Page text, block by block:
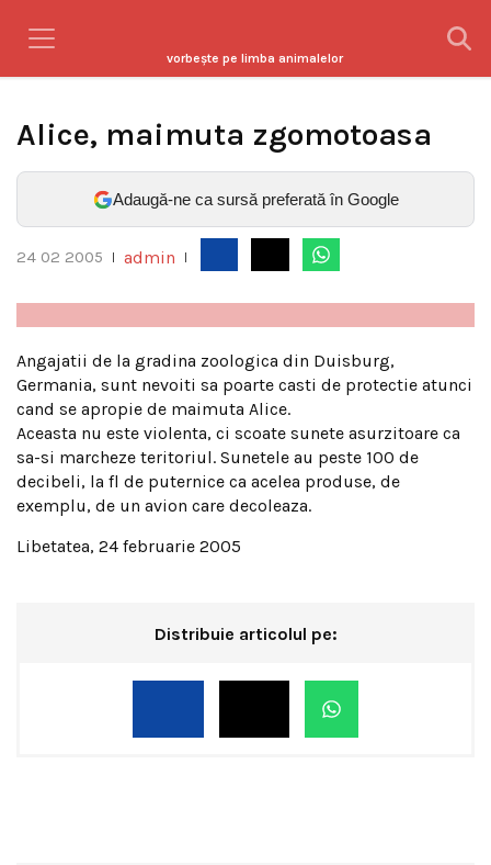
vorbeşte pe limba animalelor
Alice, maimuta zgomotoasa
Adaugă-ne ca sursă preferată în Google
24 02 2005 admin
Angajatii de la gradina zoologica din Duisburg,
Germania, sunt nevoiti sa poarte casti de protectie atunci
cand se apropie de maimuta Alice.
Aceasta nu este violenta, ci scoate sunete asurzitoare ca
sa-si marcheze teritoriul. Sunetele au peste 100 de
decibeli, la fl de puternice ca acelea produse, de
exemplu, de un avion care decoleaza.
Libetatea, 24 februarie 2005
Distribuie articolul pe: